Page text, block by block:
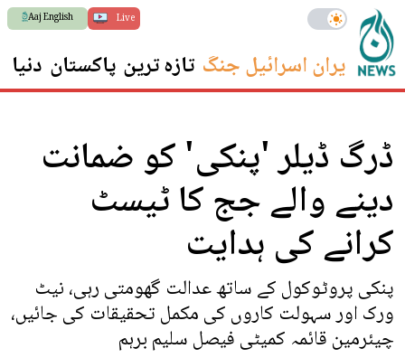
Live
Aaj English
ایران اسرائیل جنگ تازہ ترین پاکستان دنیا
ڈرگ ڈیلر 'پنکی' کو ضمانت
دینے والے جج کا ٹیسٹ
کرانے کی ہدایت
پنکی پروٹوکول کے ساتھ عدالت گھومتی رہی، نیٹ
ورک اور سہولت کاروں کی مکمل تحقیقات کی جائیں،
چیئرمین قائمہ کمیٹی فیصل سلیم برہم